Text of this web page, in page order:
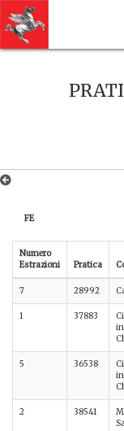
FE
Numero
Estrazioni
Pratica
7 28992
1 37883
5 36538
2 38541